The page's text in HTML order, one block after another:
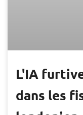
L'IA
dans les